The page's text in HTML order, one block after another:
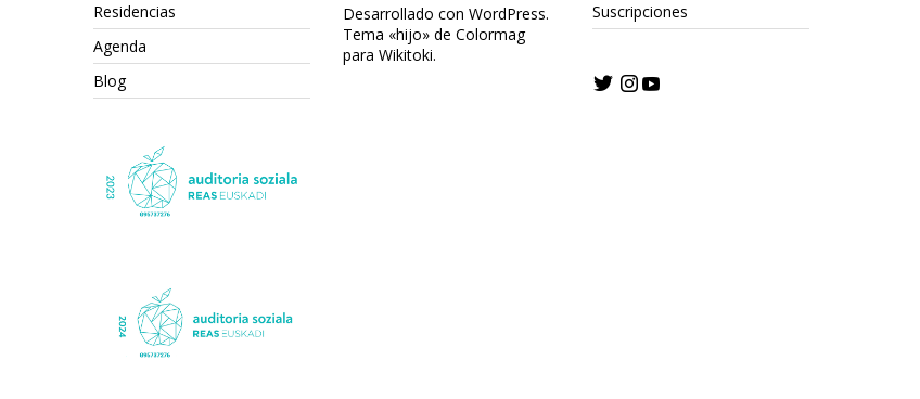
Residencias
Agenda
Blog
Desarrollado con WordPress.
Tema «hijo» de Colormag
para Wikitoki.
Suscripciones